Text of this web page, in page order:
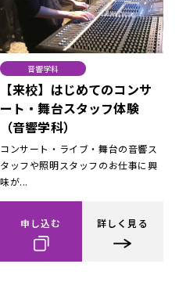
音響学科
【来校】はじめてのコンサ
ート・舞台スタッフ体験
（音響学科）
コンサート・ライブ・舞台の音響ス
タッフや照明スタッフのお仕事に興
味が...
申し込む 詳しく見る